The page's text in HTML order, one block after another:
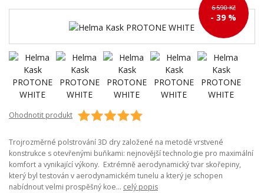
6 590 Kč
- 39 %
Ohodnotit produkt
Trojrozměrné polstrování 3D dry založené na metodě vrstvené
konstrukce s otevřenými buňkami: nejnovější technologie pro maximální
komfort a vynikající výkony. Extrémně aerodynamický tvar skořepiny,
který byl testován v aerodynamickém tunelu a který je schopen
nabídnout velmi prospěšný koe... celý popis